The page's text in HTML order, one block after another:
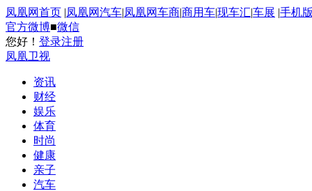
凤凰网首页 |凤凰网汽车|凤凰网车商|商用车|现车汇|车展 |手机
官方微博■微信
您好！ 登录注册
凤凰卫视
资讯
财经
娱乐
体育
时尚
健康
亲子
汽车